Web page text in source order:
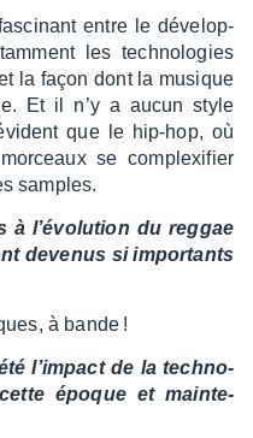
entre le déve­lop­
les tech­no­lo­gies
la façon dont la musique
Et il n’y a aucun style
que le hip-hop, où
se complexi­fier
samples.
à l’évo­lu­tion du reggae
deve­nus si impor­tants
à bande !
l’im­pact de la tech­no­
époque et main­te­